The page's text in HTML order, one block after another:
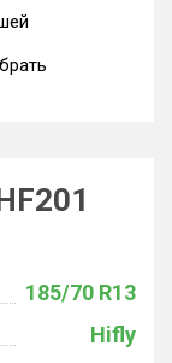
185/70 R13
Hifly